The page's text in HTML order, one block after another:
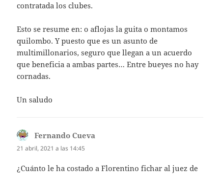
contratada los clubes.
Esto se resume en: o aflojas la guita o montamos
quilombo. Y puesto que es un asunto de
multimillonarios, seguro que llegan a un acuerdo
que beneficia a ambas partes… Entre bueyes no hay
cornadas.
Un saludo
Fernando Cueva
21 abril, 2021 a las 14:45
¿Cuánto le ha costado a Florentino fichar al juez de